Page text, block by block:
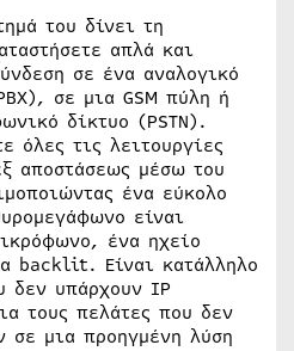
του δίνει τη
απλά και
σε ένα αναλογικό
σε μια GSM πύλη ή
δίκτυο (PSTN).
όλες τις λειτουργίες
αποστάσεως μέσω του
ένα εύκολο
είναι
ένα ηχείο
backlit. Είναι κατάλληλο
δεν υπάρχουν IP
τους πελάτες που δεν
σε μια προηγμένη λύση